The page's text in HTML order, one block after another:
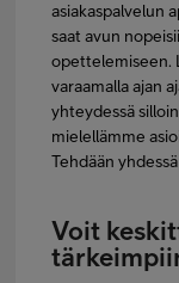
asiakaspalvelun
saat avun
opettelemiseen.
varaamalla ajan
yhteydessä
mielellämme
Tehdään
Voit